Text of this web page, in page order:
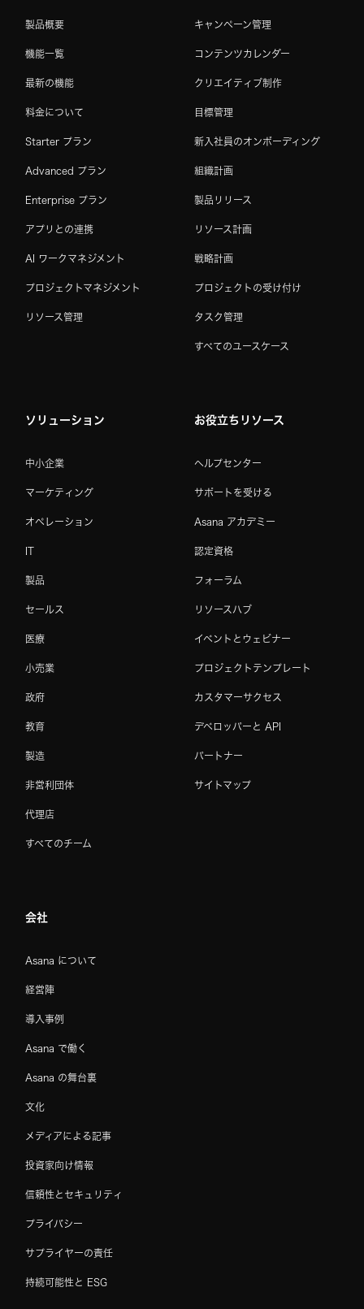
製品概要
機能一覧
最新の機能
料金について
Starter プラン
Advanced プラン
Enterprise プラン
アプリとの連携
AI ワークマネジメント
プロジェクトマネジメント
リソース管理
キャンペーン管理
コンテンツカレンダー
クリエイティブ制作
目標管理
新入社員のオンボーディング
組織計画
製品リリース
リソース計画
戦略計画
プロジェクトの受け付け
タスク管理
すべてのユースケース
ソリューション
中小企業
マーケティング
オペレーション
IT
製品
セールス
医療
小売業
政府
教育
製造
非営利団体
代理店
すべてのチーム
お役立ちリソース
ヘルプセンター
サポートを受ける
Asana アカデミー
認定資格
フォーラム
リソースハブ
イベントとウェビナー
プロジェクトテンプレート
カスタマーサクセス
デベロッパーと API
パートナー
サイトマップ
会社
Asana について
経営陣
導入事例
Asana で働く
Asana の舞台裏
文化
メディアによる記事
投資家向け情報
信頼性とセキュリティ
プライバシー
サプライヤーの責任
持続可能性と ESG